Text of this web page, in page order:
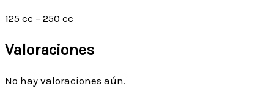
125 cc – 250 cc
Valoraciones
No hay valoraciones aún.